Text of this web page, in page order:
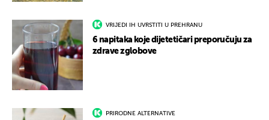
VRIJEDI IH UVRSTITI U PREHRANU
6 napitaka koje dijetetičari preporučuju za
zdrave zglobove
PRIRODNE ALTERNATIVE